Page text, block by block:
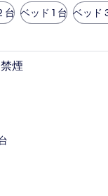
台 ベッド 1 台 ベッド
ベーシッ
煙